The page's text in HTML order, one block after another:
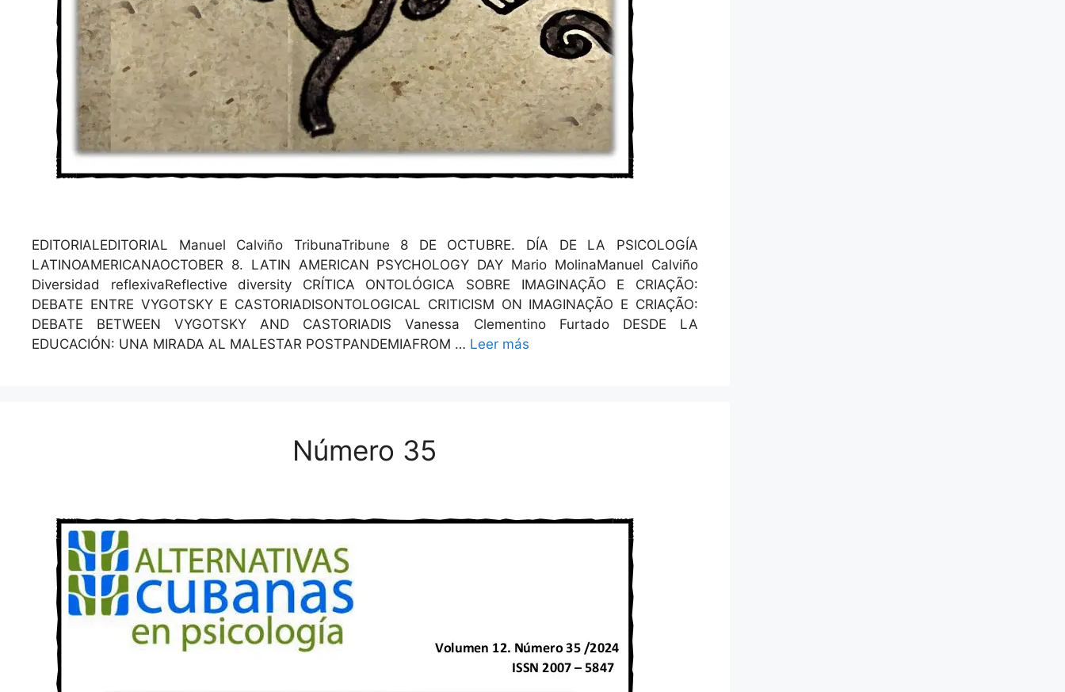
EDITORIALEDITORIAL Manuel Calviño Tri­buna­Tri­bune 8 DE OCTUBRE. DÍA DE LA PSICOLOGÍA
LATINOAMERICANAOCTOBER 8. LATIN AMERICAN PSYCHOLOGY DAY Mario Moli­naManuel Calviño
Diver­si­dad reflex­i­vaRe­flec­tive diver­si­ty CRÍTICA ONTOLÓGICA SOBRE IMAGINAÇÃO E CRIAÇÃO:
DEBATE ENTRE VYGOTSKY E CASTORIADISONTOLOGICAL CRITICISM ON IMAGINAÇÃO E CRIAÇÃO:
DEBATE BETWEEN VYGOTSKY AND CASTORIADIS Vanes­sa Clementi­no Fur­ta­do DESDE LA
EDUCACIÓN: UNA MIRADA AL MALESTAR POSTPANDEMIAFROM … Leer más
Número 35